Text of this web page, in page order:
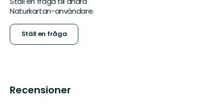
Naturkartan-användare.
Ställ en fråga
Recensioner